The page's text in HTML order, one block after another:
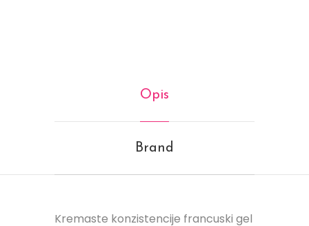
Opis
Brand
Kremaste konzistencije francuski gel